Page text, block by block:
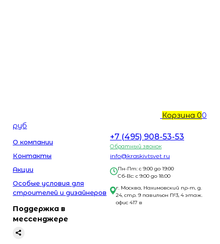
Корзина 00
руб
О компании
Контакты
Акции
Особые условия для
строителей и дизайнеров
Поддержка в
мессенджере
+7 (495) 908-53-53
Обратный звонок
info@kraskivtsvet.ru
Пн-Пт: с 9:00 до 19:00
Сб-Вс: с 9:00 до 18:00
г. Москва, Нахимовский пр-т, д.
24, стр. 9 павильон №3, 4 этаж.
офис 417 в